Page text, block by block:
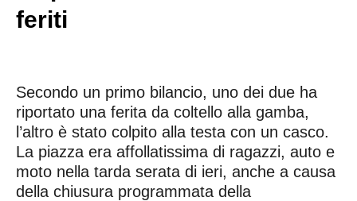
feriti
Secondo un primo bilancio, uno dei due ha
riportato una ferita da coltello alla gamba,
l’altro è stato colpito alla testa con un casco.
La piazza era affollatissima di ragazzi, auto e
moto nella tarda serata di ieri, anche a causa
della chiusura programmata della